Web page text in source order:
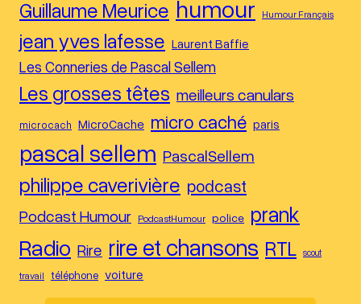
Guillaume Meurice humour Humour Français
jean yves lafesse Laurent Baffie
Les Conneries de Pascal Sellem
Les grosses têtes meilleurs canulars
microcach MicroCache micro caché paris
pascal sellem PascalSellem
philippe caverivière podcast
Podcast Humour PodcastHumour police prank
Radio Rire rire et chansons RTL scout
travail téléphone voiture